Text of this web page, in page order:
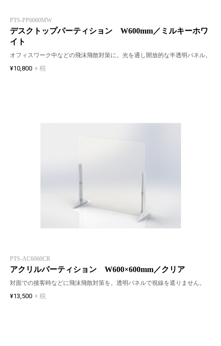
PTS-PP6060MW
デスクトップパーティション W600mm／ミルキーホワ
イト
オフィスワーク中などの飛沫飛散対策に。光を通し開放的な半透明パネル。
¥10,800 + 税
PTS-AC6060CR
アクリルパーティション W600×600mm／クリア
対面での接客時などに飛沫飛散対策を。透明パネルで視線を遮りません。
¥13,500 + 税